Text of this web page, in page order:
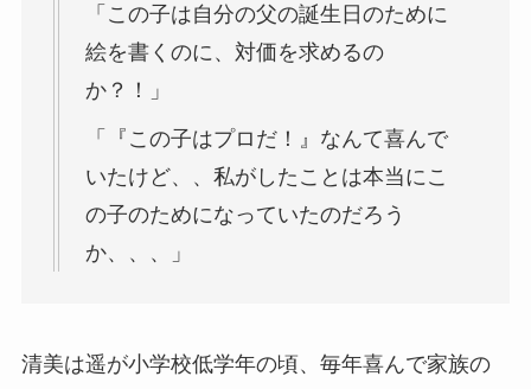
「この子は自分の父の誕生日のために
絵を書くのに、対価を求めるの
か？！」
「『この子はプロだ！』なんて喜んで
いたけど、、私がしたことは本当にこ
の子のためになっていたのだろう
か、、、」
清美は遥が小学校低学年の頃、毎年喜んで家族の